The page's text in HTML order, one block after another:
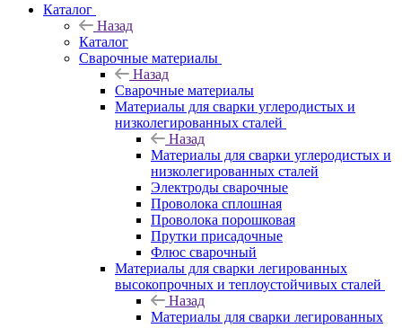
Каталог
Назад
Каталог
Сварочные материалы
Назад
Сварочные материалы
Материалы для сварки углеродистых и
низколегированных сталей
Назад
Материалы для сварки углеродистых и
низколегированных сталей
Электроды сварочные
Проволока сплошная
Проволока порошковая
Прутки присадочные
Флюс сварочный
Материалы для сварки легированных
высокопрочных и теплоустойчивых сталей
Назад
Материалы для сварки легированных